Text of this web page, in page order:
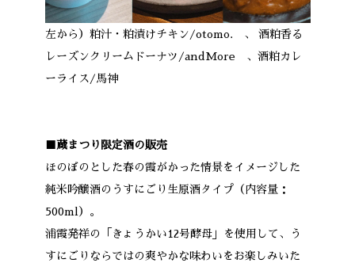
左から）粕汁・粕漬けチキン/otomo. 、 酒粕香る
レーズンクリームドーナツ/andMore 、酒粕カレ
ーライス/馬神
■蔵まつり限定酒の販売
ほのぼのとした春の霞がかった情景をイメージした
純米吟醸酒のうすにごり生原酒タイプ（内容量：
500ml）。
浦霞発祥の「きょうかい12号酵母」を使用して、う
すにごりならではの爽やかな味わいをお楽しみいた